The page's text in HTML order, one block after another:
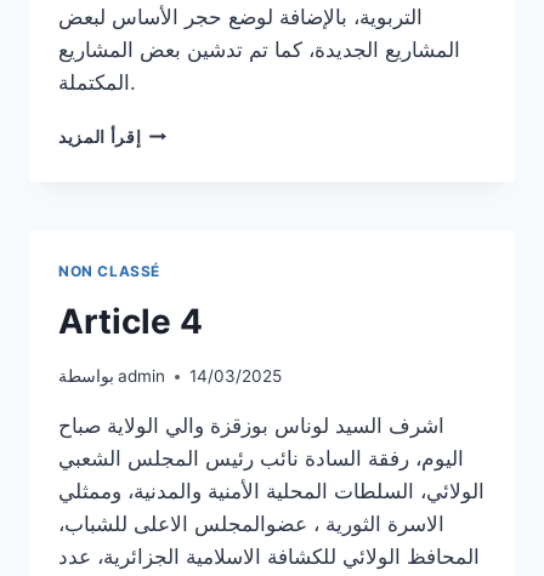
التربوية، بالإضافة لوضع حجر الأساس لبعض
المشاريع الجديدة، كما تم تدشين بعض المشاريع
المكتملة.
إقرأ المزيدARTICLE
NON CLASSÉ
Article 4
بواسطة admin 14/03/2025
اشرف السيد لوناس بوزقزة والي الولاية صباح
اليوم، رفقة السادة نائب رئيس المجلس الشعبي
الولائي، السلطات المحلية الأمنية والمدنية، وممثلي
الاسرة الثورية ، عضوالمجلس الاعلى للشباب،
المحافظ الولائي للكشافة الاسلامية الجزائرية، عدد